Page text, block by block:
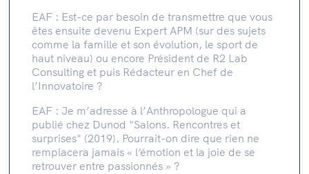
EAF : Est-ce par besoin de transmettre que vous
êtes ensuite devenu Expert APM (sur des sujets
comme la famille et son évolution, le sport de
haut niveau) ou encore Président de R2 Lab
Consulting et puis Rédacteur en Chef de
l’Innovatoire ?
EAF : Je m’adresse à l’Anthropologue qui a
publié chez Dunod "Salons. Rencontres et
surprises" (2019). Pourrait-on dire que rien ne
remplacera jamais « l’émotion et la joie de se
retrouver entre passionnés » ?